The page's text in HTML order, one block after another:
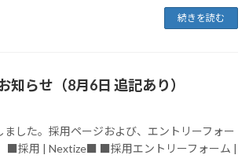
続きを読む
知らせ（8月6日 追記あり）
した。採用ページおよび、エントリーフォー
■採用 | Nextize■ ■採用エントリーフォーム |